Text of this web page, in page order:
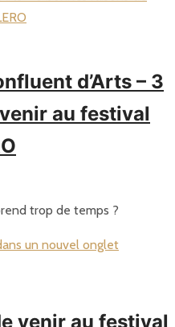
d’Arts – 3
au festival
trop de temps ?
un nouvel onglet
venir au festival